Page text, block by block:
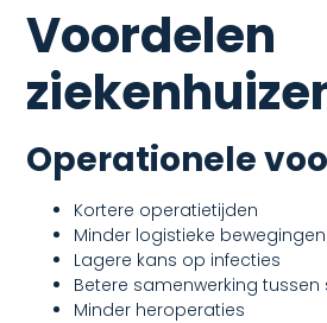
Operationele
Kortere operatietijden
Minder logistieke bewegingen
Lagere kans op infecties
Betere samenwerking
Minder heroperaties